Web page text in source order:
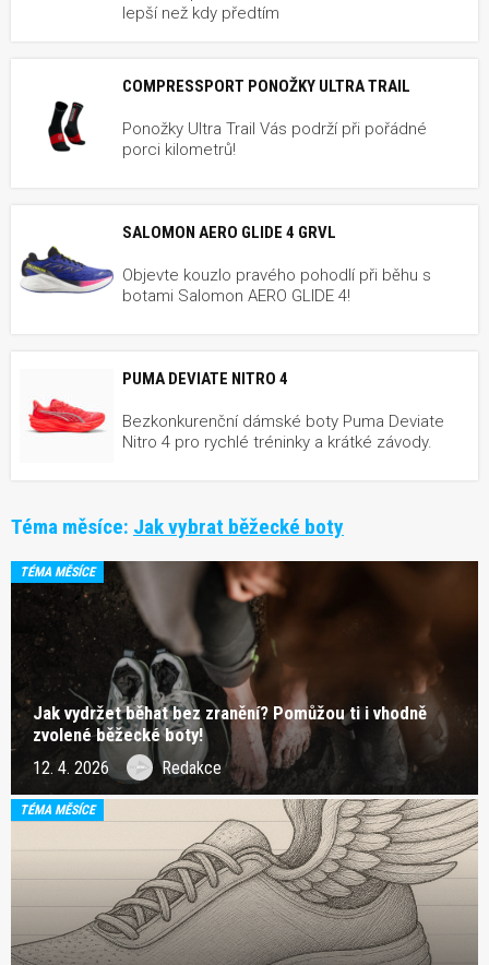
lepší než kdy předtím
COMPRESSPORT PONOŽKY ULTRA TRAIL
Ponožky Ultra Trail Vás podrží při pořádné
porci kilometrů!
SALOMON AERO GLIDE 4 GRVL
Objevte kouzlo pravého pohodlí při běhu s
botami Salomon AERO GLIDE 4!
PUMA DEVIATE NITRO 4
Bezkonkurenční dámské boty Puma Deviate
Nitro 4 pro rychlé tréninky a krátké závody.
Téma měsíce: Jak vybrat běžecké boty
TÉMA MĚSÍCE
Jak vydržet běhat bez zranění? Pomůžou ti i vhodně
zvolené běžecké boty!
12. 4. 2026 Redakce
TÉMA MĚSÍCE